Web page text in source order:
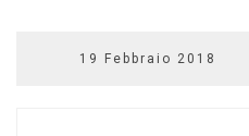
19 Febbraio 2018